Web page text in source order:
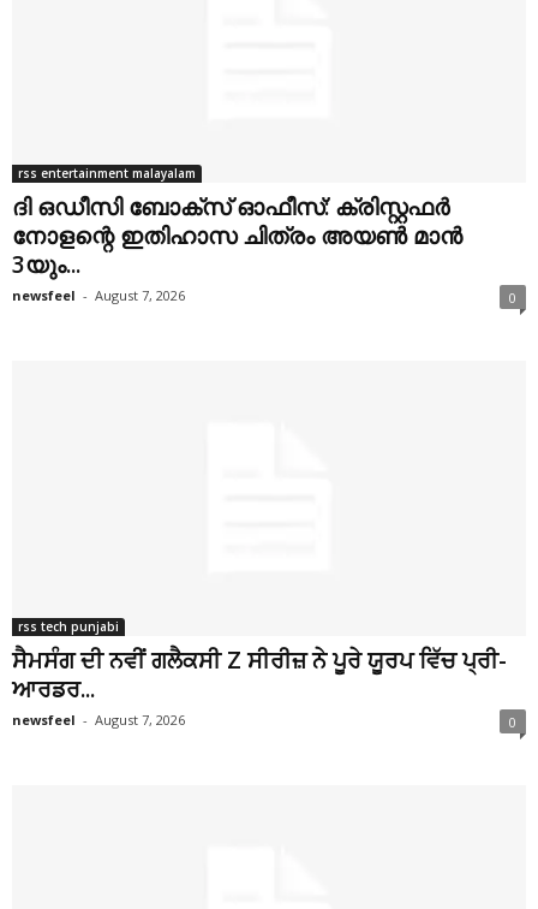
rss entertainment malayalam
ദി ഒഡീസി ബോക്സ് ഓഫീസ്: ക്രിസ്റ്റഫർ
നോളന്റെ ഇതിഹാസ ചിത്രം അയൺ മാൻ
3യും...
newsfeel - August 7, 2026 0
rss tech punjabi
ਸੈਮਸੰਗ ਦੀ ਨਵੀਂ ਗਲੈਕਸੀ Z ਸੀਰੀਜ਼ ਨੇ ਪੂਰੇ ਯੂਰਪ ਵਿੱਚ ਪ੍ਰੀ-
ਆਰਡਰ...
newsfeel - August 7, 2026 0